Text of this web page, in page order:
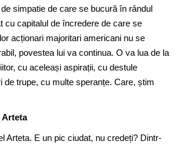
simpatie de care se bucură în rândul
cu capitalul de încredere de care se
acționari majoritari americani nu se
povestea lui va continua. O va lua de la
cu aceleași aspirații, cu destule
de trupe, cu multe speranțe. Care, știm
Arteta
Arteta. E un pic ciudat, nu credeți? Dintr-